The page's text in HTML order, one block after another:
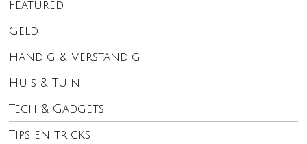
Featured
Geld
Handig & Verstandig
Huis & Tuin
Tech & Gadgets
Tips en tricks